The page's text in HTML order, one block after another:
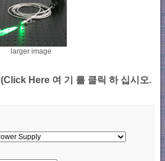
larger image
(Click Here 여 기 를 클릭 하 십시오.